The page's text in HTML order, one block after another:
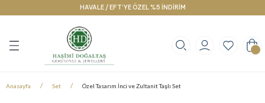
HAVALE / EFT’YE ÖZEL %5 İNDİRİM
Geri Dön
Geri Dön
Geri Dön
Anasayfa Set Özel Tasarım İnci ve Zultanit Taşlı Set